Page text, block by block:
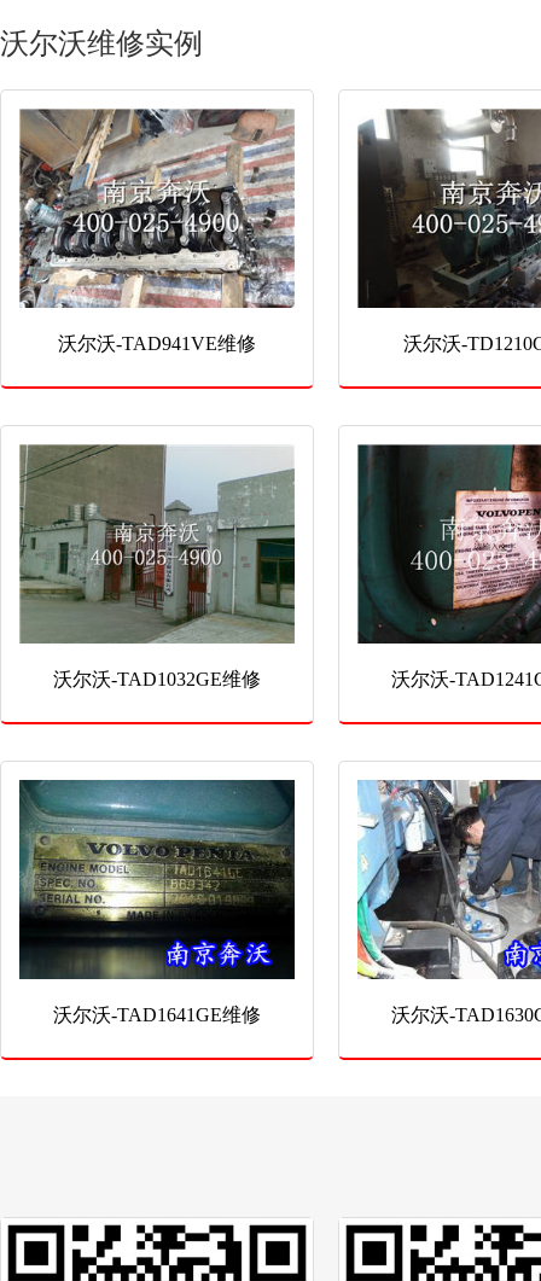
沃尔沃维修实例
沃尔沃-TAD941VE维修 沃尔沃-
沃尔沃-TAD1032GE维修 沃尔沃-
沃尔沃-TAD1641GE维修 沃尔沃-